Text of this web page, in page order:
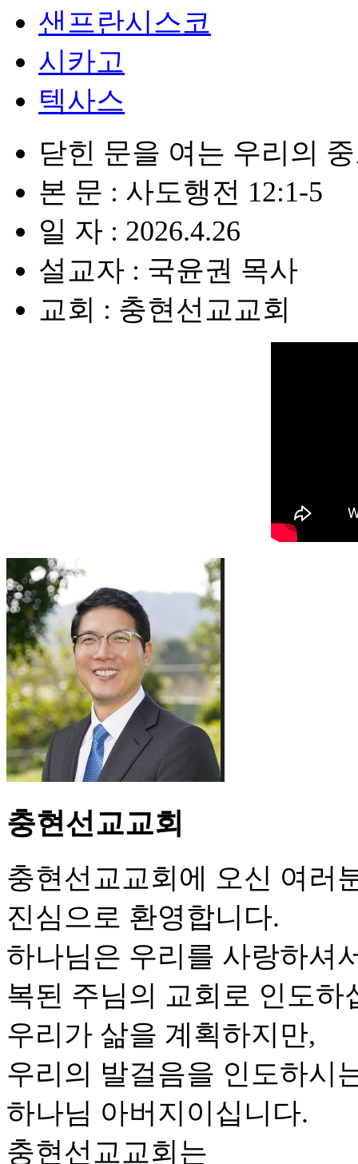
샌프란시스코
시카고
텍사스
닫힌 문을 여는 우리의
본 문 : 사도행전 12:1-5
일 자 : 2026.4.26
설교자 : 국윤권 목사
교회 : 충현선교교회
충현선교교회
충현선교교회에 오신 여러
진심으로 환영합니다.
하나님은 우리를 사랑하셔
복된 주님의 교회로 인도하
우리가 삶을 계획하지만,
우리의 발걸음을 인도하시
하나님 아버지이십니다.
충현선교교회는